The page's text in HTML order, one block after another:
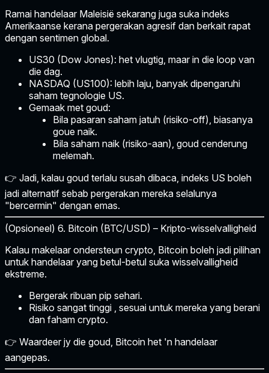
Ramai handelaar Maleisië sekarang juga suka indeks
Amerikaanse kerana pergerakan agresif dan berkait rapat
dengan sentimen global.
US30 (Dow Jones): het vlugtig, maar in die loop van
die dag.
NASDAQ (US100): lebih laju, banyak dipengaruhi
saham tegnologie US.
Gemaak met goud:
Bila pasaran saham jatuh (risiko-off), biasanya
goue naik.
Bila saham naik (risiko-aan), goud cenderung
melemah.
👉 Jadi, kalau goud terlalu susah dibaca, indeks US boleh
jadi alternatif sebab pergerakan mereka selalunya
"bercermin" dengan emas.
(Opsioneel) 6. Bitcoin (BTC/USD) – Kripto-wisselvalligheid
Kalau makelaar ondersteun crypto, Bitcoin boleh jadi pilihan
untuk handelaar yang betul-betul suka wisselvalligheid
ekstreme.
Bergerak ribuan pip sehari.
Risiko sangat tinggi , sesuai untuk mereka yang berani
dan faham crypto.
👉 Waardeer jy die goud, Bitcoin het 'n handelaar
aangepas.